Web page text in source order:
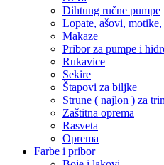
Dihtung ručne pumpe
Lopate, ašovi,
Makaze
Pribor za pumpe i
Rukavice
Sekire
Štapovi za biljke
Strune ( najlon ) za
Zaštitna oprema
Rasveta
Oprema
Farbe i pribor